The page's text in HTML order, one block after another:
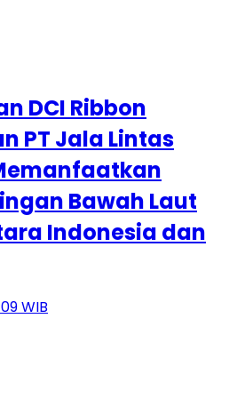
DCI Ribbon
PT Jala Lintas
Bawah Laut
Indonesia dan
WIB